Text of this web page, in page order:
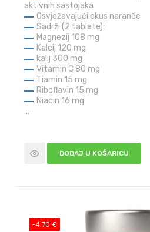
aktivnih sastojaka
Osvježavajući okus naranče
Sadrži (2 tablete):
Magnezij 108 mg
Kalcij 120 mg
kalij 300 mg
Vitamin C 80 mg
Tiamin 15 mg
Riboflavin 15 mg
Niacin 16 mg
...
DODAJ U KOŠARICU
-4,70 €